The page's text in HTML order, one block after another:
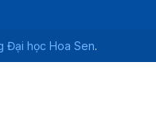
Đại học Hoa Sen.